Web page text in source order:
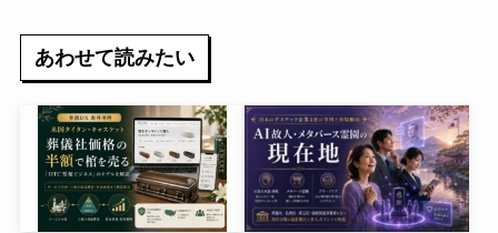
あわせて読みたい